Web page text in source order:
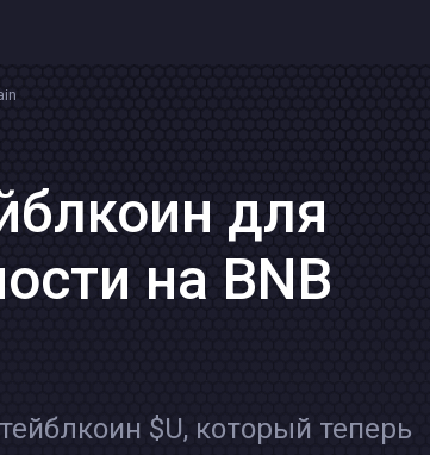
для
на BNB
$U, который теперь